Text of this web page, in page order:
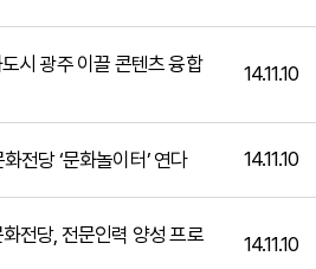
시 광주 이끌 콘텐츠 융합
14.11.10
전당 ‘문화놀이터’ 연다 14.11.10
전당, 전문인력 양성 프로
14.11.10